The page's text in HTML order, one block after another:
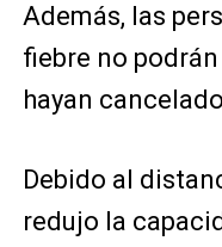
Además, las
fiebre no
hayan
Debido al
redujo la